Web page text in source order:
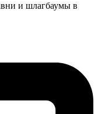
и шлагбаумы в